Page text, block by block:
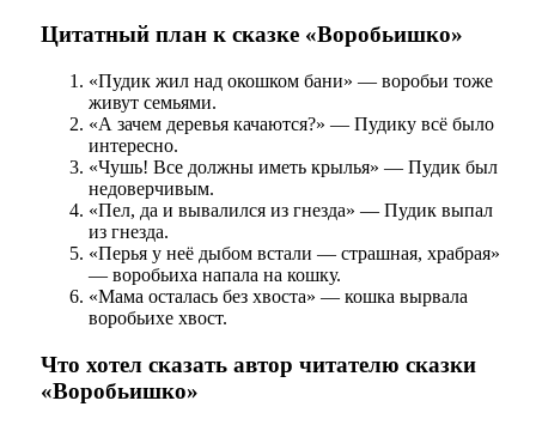
Цитатный план к сказке «Воробьишко»
«Пудик жил над окошком бани» — воробьи тоже
живут семьями.
«А зачем деревья качаются?» — Пудику всё было
интересно.
«Чушь! Все должны иметь крылья» — Пудик был
недоверчивым.
«Пел, да и вывалился из гнезда» — Пудик выпал
из гнезда.
«Перья у неё дыбом встали — страшная, храбрая»
— воробьиха напала на кошку.
«Мама осталась без хвоста» — кошка вырвала
воробьихе хвост.
Что хотел сказать автор читателю сказки
«Воробьишко»